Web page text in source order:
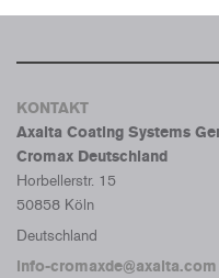
KONTAKT
Axalta Coating Systems
Cromax Deutschland
Horbellerstr. 15
50858 Köln
Deutschland
info-cromaxde@axalta.com